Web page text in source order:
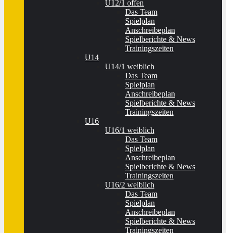
U12/1 offen
Das Team
Spielplan
Anschreibeplan
Spielberichte & News
Trainingszeiten
U14
U14/1 weiblich
Das Team
Spielplan
Anschreibeplan
Spielberichte & News
Trainingszeiten
U16
U16/1 weiblich
Das Team
Spielplan
Anschreibeplan
Spielberichte & News
Trainingszeiten
U16/2 weiblich
Das Team
Spielplan
Anschreibeplan
Spielberichte & News
Trainingszeiten